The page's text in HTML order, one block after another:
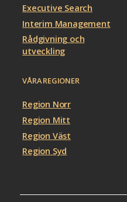
Executive Search
Interim Management
Rådgivning och
utveckling
VÅRA REGIONER
Region Norr
Region Mitt
Region Väst
Region Syd